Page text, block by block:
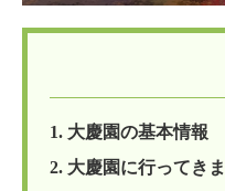
1. 大慶園の基本情報
2. 大慶園に行ってき